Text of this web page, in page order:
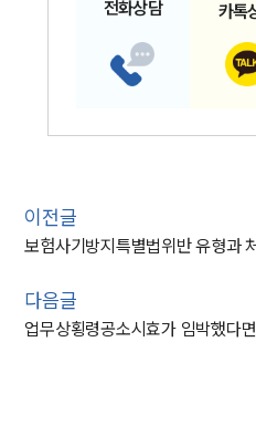
전화상담 카톡
이전글
보험사기방지특별법위반 유형과
다음글